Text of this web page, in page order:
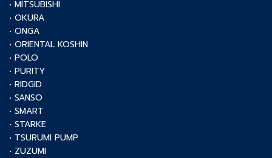
• MITSUBISHI
• OKURA
• ONGA
• ORIENTAL KOSHIN
• POLO
• PURITY
• RIDGID
• SANSO
• SMART
• STARKE
• TSURUMI PUMP
• ZUZUMI